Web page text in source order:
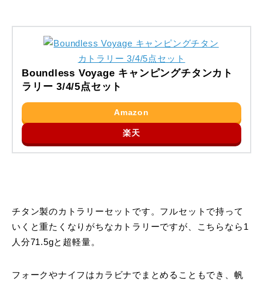
Boundless Voyage キャンピングチタンカト
ラリー 3/4/5点セット
Amazon
楽天
チタン製のカトラリーセットです。フルセットで持って
いくと重たくなりがちなカトラリーですが、こちらなら1
人分71.5gと超軽量。
フォークやナイフはカラビナでまとめることもでき、帆